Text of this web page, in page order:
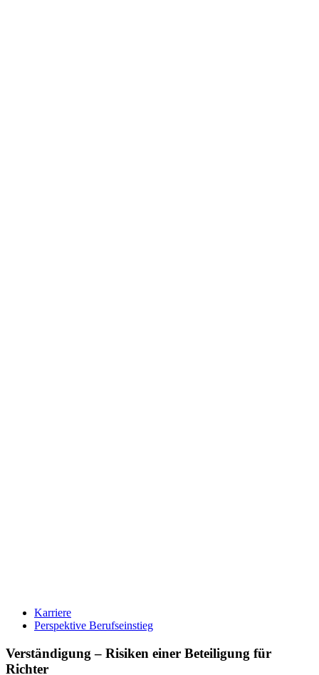
Karriere
Perspektive Berufseinstieg
Verständigung – Risiken einer Beteiligung für
Richter